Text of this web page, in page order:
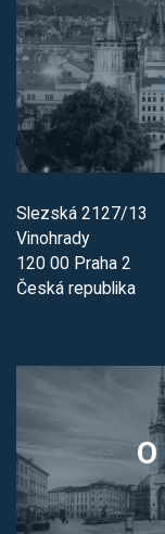
Slezská 2127/13
Vinohrady
120 00 Praha 2
Česká republika